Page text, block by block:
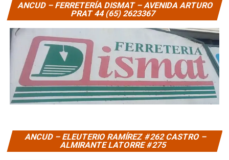
ANCUD – FERRETERÍA DISMAT – AVENIDA ARTURO
PRAT 44 (65) 2623367
ANCUD – ELEUTERIO RAMÍREZ #262 CASTRO –
ALMIRANTE LATORRE #275